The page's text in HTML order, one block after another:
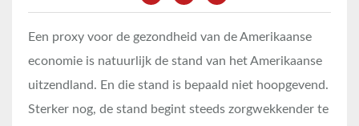
Een proxy voor de gezondheid van de Amerikaanse
economie is natuurlijk de stand van het Amerikaanse
uitzendland. En die stand is bepaald niet hoopgevend.
Sterker nog, de stand begint steeds zorgwekkender te